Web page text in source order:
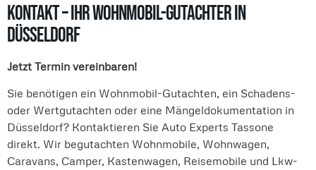
Kontakt – Ihr Wohnmobil-Gutachter in
Düsseldorf
Jetzt Termin vereinbaren!
Sie benötigen ein Wohnmobil-Gutachten, ein Schadens-
oder Wertgutachten oder eine Mängeldokumentation in
Düsseldorf? Kontaktieren Sie Auto Experts Tassone
direkt. Wir begutachten Wohnmobile, Wohnwagen,
Caravans, Camper, Kastenwagen, Reisemobile und Lkw-